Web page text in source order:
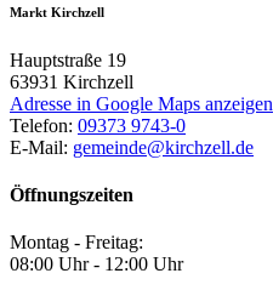
Markt Kirchzell
Hauptstraße 19
63931 Kirchzell
Adresse in Google Maps anzeigen
Telefon: 09373 9743-0
E-Mail: gemeinde@kirchzell.de
Öffnungszeiten
Montag - Freitag:
08:00 Uhr - 12:00 Uhr